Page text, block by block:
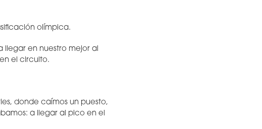
olímpica.
en nuestro mejor al
el circuito.
donde caímos un puesto,
a llegar al pico en el